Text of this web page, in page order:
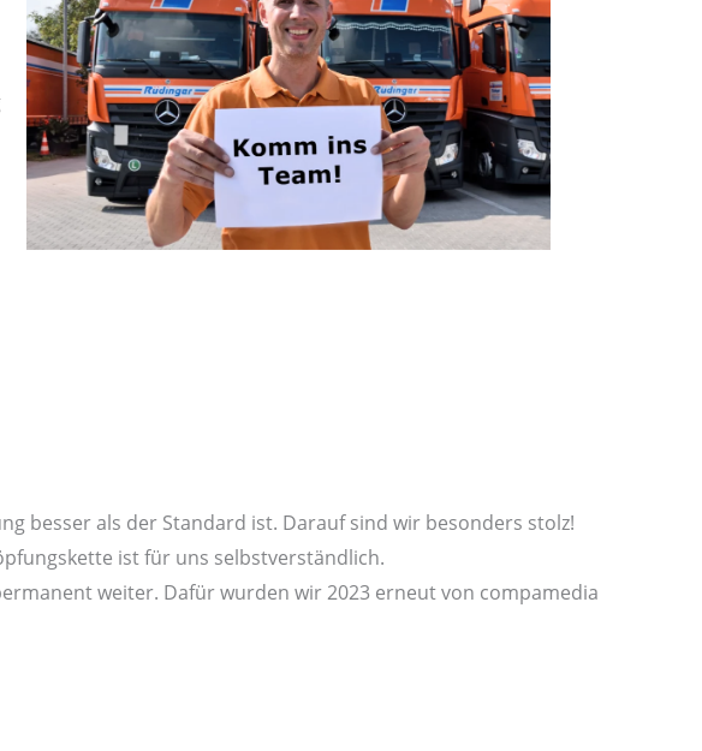
besser als der Standard ist. Darauf sind wir besonders stolz!
ist für uns selbstverständlich.
weiter. Dafür wurden wir 2023 erneut von compamedia